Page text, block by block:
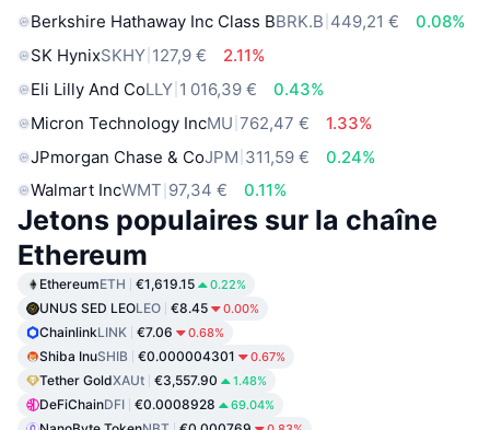
Berkshire Hathaway Inc Class BBRK.B 449,21 €
0.08%
SK HynixSKHY 127,9 €
2.11%
Eli Lilly And CoLLY 1 016,39 €
0.43%
Micron Technology IncMU 762,47 €
1.33%
JPmorgan Chase & CoJPM 311,59 €
0.24%
Walmart IncWMT 97,34 € 0.11%
Jetons populaires sur la chaîne
Ethereum
EthereumETH €1,619.15 0.22%
UNUS SED LEOLEO €8.45 0.00%
ChainlinkLINK €7.06 0.68%
Shiba InuSHIB €0.000004301 0.67%
Tether GoldXAUt €3,557.90 1.48%
DeFiChainDFI €0.0008928 69.04%